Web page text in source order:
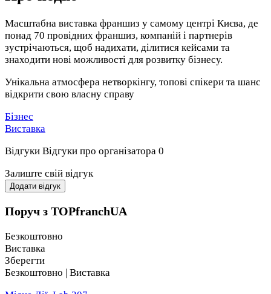
Масштабна виставка франшиз у самому центрі Києва, де
понад 70 провідних франшиз, компаній і партнерів
зустрічаються, щоб надихати, ділитися кейсами та
знаходити нові можливості для розвитку бізнесу.
Унікальна атмосфера нетворкінгу, топові спікери та шанс
відкрити свою власну справу
Бізнес
Виставка
Відгуки Відгуки про організатора 0
Залиште свій відгук
Додати відгук
Поруч з TOPfranchUA
Безкоштовно
Виставка
Зберегти
Безкоштовно | Виставка